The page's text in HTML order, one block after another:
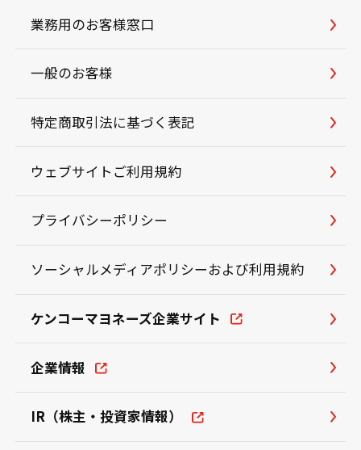
業務用のお客様窓口
一般のお客様
特定商取引法に基づく表記
ウェブサイトご利用規約
プライバシーポリシー
ソーシャルメディアポリシーおよび利用規約
ケンコーマヨネーズ企業サイト
企業情報
IR（株主・投資家情報）